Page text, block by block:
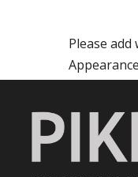
Please